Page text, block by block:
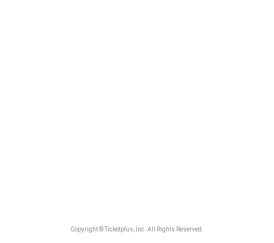
Copyright © Ticketplus, Inc. All Rights Reserved.